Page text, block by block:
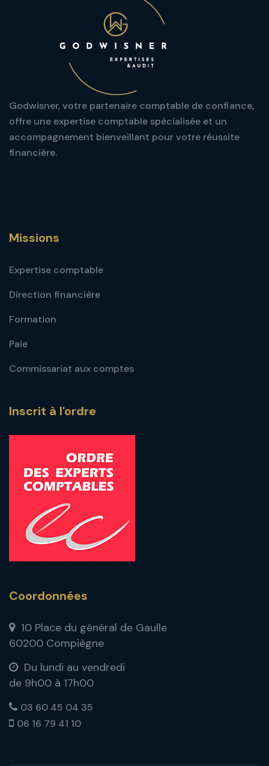
Godwisner, votre partenaire comptable de confiance,
offre une expertise comptable spécialisée et un
accompagnement bienveillant pour votre réussite
financière.
Missions
Expertise comptable
Direction financière
Formation
Paie
Commissariat aux comptes
Inscrit à l'ordre
Coordonnées
10 Place du général de Gaulle
60200 Compiègne
Du lundi au vendredi
de 9h00 à 17h00
03 60 45 04 35
06 16 79 41 10